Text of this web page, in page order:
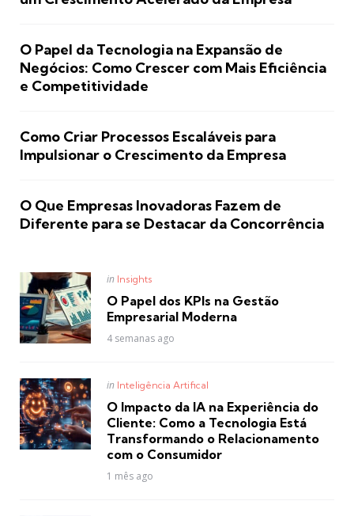
O Papel da Tecnologia na Expansão de
Negócios: Como Crescer com Mais Eficiência
e Competitividade
Como Criar Processos Escaláveis para
Impulsionar o Crescimento da Empresa
O Que Empresas Inovadoras Fazem de
Diferente para se Destacar da Concorrência
Posted
in Insights
O Papel dos KPIs na Gestão
Empresarial Moderna
4 semanas ago
Posted
in Inteligência Artifical
O Impacto da IA na Experiência do
Cliente: Como a Tecnologia Está
Transformando o Relacionamento
com o Consumidor
1 mês ago